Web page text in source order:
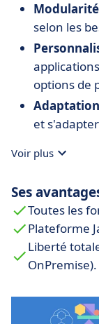
Modularité
selon les
options de
et
Voir plus
Ses
Toutes les
Plateforme
Liberté
OnPremise).